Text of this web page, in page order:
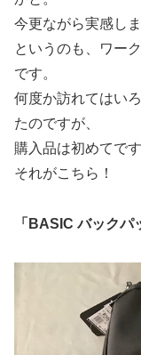
今更ながら実感しま
というのも、ワー
です。
何度か訪れてはい
たのですが、
購入品は初めてです
それがこちら！
「BASIC バックパ